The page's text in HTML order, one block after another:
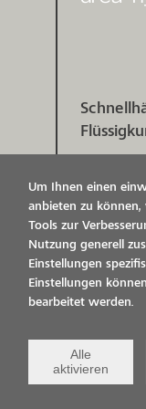
system
frei
2.
FÜR
Um Ihnen einen
anbieten zu
Tools zur
Nutzung generell
Einstellungen
Einstellungen
bearbeitet werden.
Alle
aktivieren